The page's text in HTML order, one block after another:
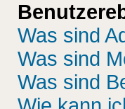
Was sind
Was sind
Was sind